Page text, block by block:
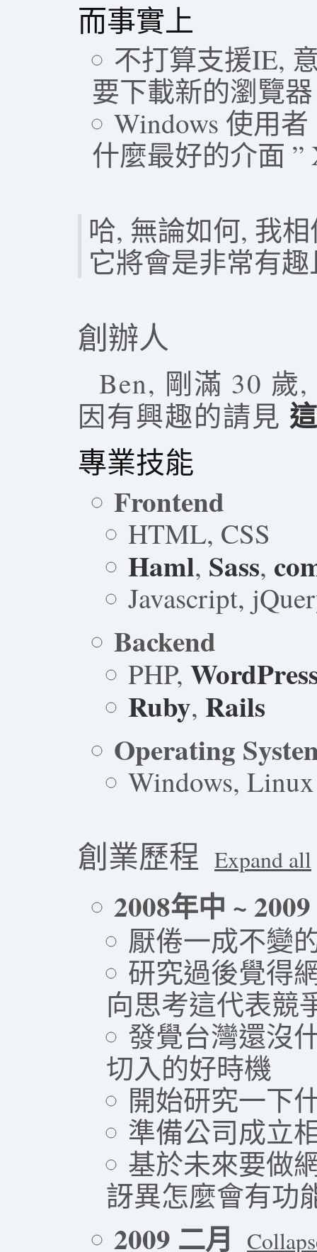
而事實上
不打算支援IE,
要下載新的瀏覽器
Windows 使用
什麼最好的介面 ”
哈, 無論如何, 我
它將會是非常有
創辦人
Ben, 剛滿 30 歲
因有興趣的請見
專業技能
Frontend
HTML, CSS
Haml, Sass,
Javascript,
Backend
PHP,
Ruby, Rails
Operating
Windows,
創業歷程 Expand all
2008年中 ~
厭倦一成不變
研究過後覺得
向思考這代表競
發覺台灣還沒
切入的好時機
開始研究一下
準備公司成立
基於未來要做
訝異怎麼會有功
2009 二月